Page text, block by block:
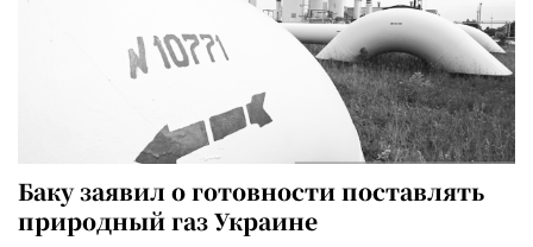
Баку заявил о готовности поставлять
природный газ Украине